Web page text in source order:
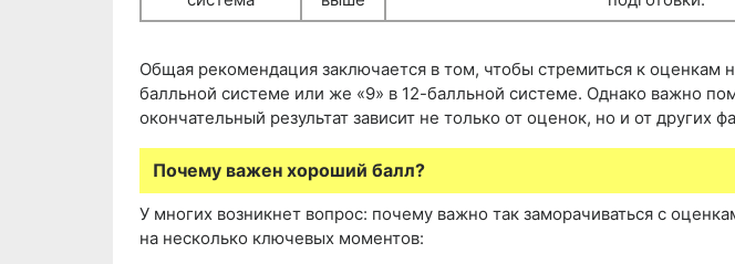
Общая рекомендация заключается в том, чтобы стремиться к оценкам
балльной системе или же «9» в 12-балльной системе. Однако важно
окончательный результат зависит не только от оценок, но и от других
Почему важен хороший балл?
У многих возникнет вопрос: почему важно так заморачиваться с
на несколько ключевых моментов: